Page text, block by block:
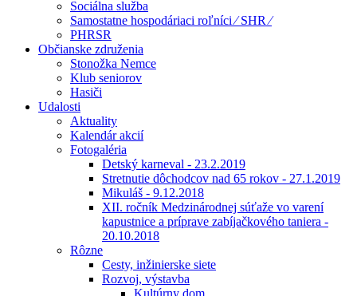
Sociálna služba
Samostatne hospodáriaci roľníci ⁄ SHR ⁄
PHRSR
Občianske združenia
Stonožka Nemce
Klub seniorov
Hasiči
Udalosti
Aktuality
Kalendár akcií
Fotogaléria
Detský karneval - 23.2.2019
Stretnutie dôchodcov nad 65 rokov - 27.1.2019
Mikuláš - 9.12.2018
XII. ročník Medzinárodnej súťaže vo varení
kapustnice a príprave zabíjačkového taniera -
20.10.2018
Rôzne
Cesty, inžinierske siete
Rozvoj, výstavba
Kultúrny dom